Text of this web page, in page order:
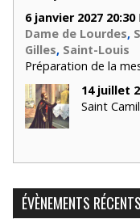
6 janvier 2027 20:30
Dame de Lourdes,
Gilles, Saint-Louis
Préparation de la
14 juillet
Saint
ÉVÈNEMENTS